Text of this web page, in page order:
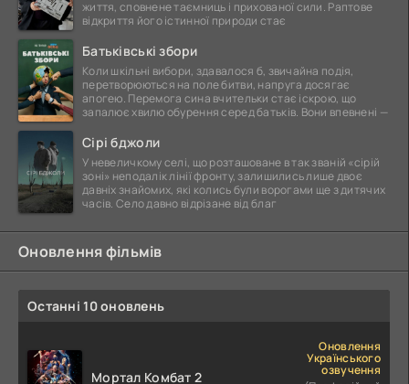
життя, сповнене таємниць і прихованої сили. Раптове
відкриття його істинної природи стає
Батьківські збори
Коли шкільні вибори, здавалося б, звичайна подія,
перетворюються на поле битви, напруга досягає
апогею. Перемога сина вчительки стає іскрою, що
запалює хвилю обурення серед батьків. Вони впевнені —
Сірі бджоли
У невеличкому селі, що розташоване в так званій «сірій
зоні» неподалік лінії фронту, залишились лише двоє
давніх знайомих, які колись були ворогами ще з дитячих
часів. Село давно відрізане від благ
Оновлення фільмів
Останні 10 оновлень
Мортал Комбат 2
Оновлення
Українського
озвучення